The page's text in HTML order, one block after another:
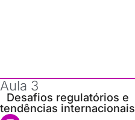
Aula 3
Desafios regulatórios e
tendências internacionais